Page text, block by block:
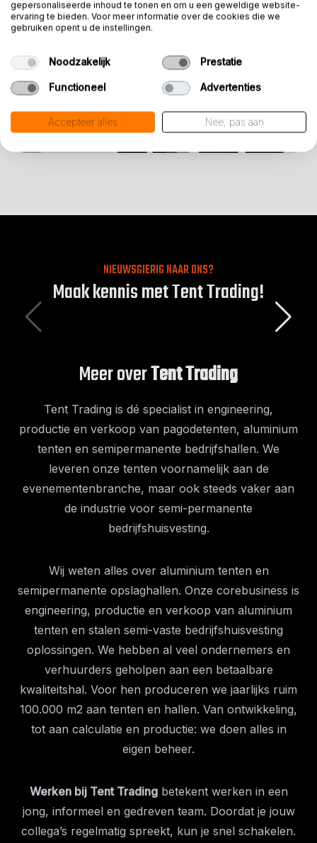
NIEUWSGIERIG NAAR ONS?
Maak kennis met Tent Trading!
Meer overTent Trading
Tent Trading is dé specialist in engineering,
productie en verkoop van pagodetenten, aluminium
tenten en semipermanente bedrijfshallen. We
leveren onze tenten voornamelijk aan de
evenementenbranche, maar ook steeds vaker aan
de industrie voor semi-permanente
bedrijfshuisvesting.
Wij weten alles over aluminium tenten en
semipermanente opslaghallen. Onze corebusiness is
engineering, productie en verkoop van aluminium
tenten en stalen semi-vaste bedrijfshuisvesting
oplossingen. We hebben al veel ondernemers en
verhuurders geholpen aan een betaalbare
kwaliteitshal. Voor hen produceren we jaarlijks ruim
100.000 m2 aan tenten en hallen. Van ontwikkeling,
tot aan calculatie en productie: we doen alles in
eigen beheer.
Werken bij Tent Tradingbetekent werken in een
jong, informeel en gedreven team. Doordat je jouw
collega’s regelmatig spreekt, kun je snel schakelen.
gepersonaliseerde inhoud te tonen en om u een geweldige website-
ervaring te bieden. Voor meer informatie over de cookies die we
gebruiken opent u de instellingen.
Noodzakelijk Prestatie
Functioneel Advertenties
Accepteer alles Nee, pas aan